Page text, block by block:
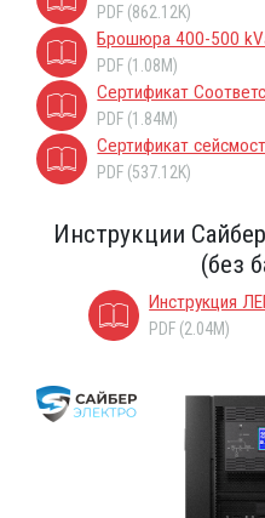
PDF (862.12K)
Брошюра 400-500
PDF (1.08M)
Сертификат
PDF (1.84M)
Сертификат
PDF (537.12K)
Инструкции
(без
Инструкция
PDF (2.04M)